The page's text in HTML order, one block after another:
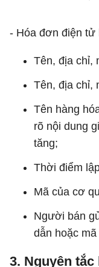
- Hóa đơn điện tử
Tên, địa chỉ,
Tên, địa chỉ,
Tên hàng
rõ nội dung
tăng;
Thời điểm
Mã của cơ
Người bán
dẫn hoặc
3. Nguyên